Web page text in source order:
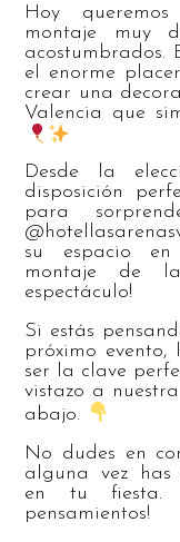
Hoy
montaje muy
acostumbrados.
el enorme
crear una
Valencia que
Desde la
disposición
para
su espacio
montaje de
espectáculo!
Si estás
próximo
ser la clave
vistazo a
abajo.
No dudes en
alguna vez has
en tu fiesta.
pensamientos!